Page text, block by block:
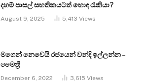
දහම් පාසල් සහතිකයටත් හොඳ රැකියා?
August 9, 2025 5,413 Views
මගෙන් නෙවෙයි රජයෙන් වන්දි ඉල්ලන්න –
මෛත්‍රී
December 6, 2022 3,615 Views